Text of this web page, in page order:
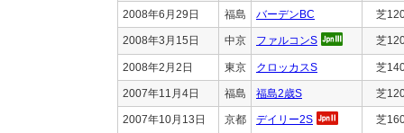
2008年6月29日 福島 バーデンBC 芝
2008年3月15日 中京 ファルコンS 芝
2008年2月2日 東京 クロッカスS 芝
2007年11月4日 福島 福島2歳S 芝
2007年10月13日 京都 デイリー2S 芝